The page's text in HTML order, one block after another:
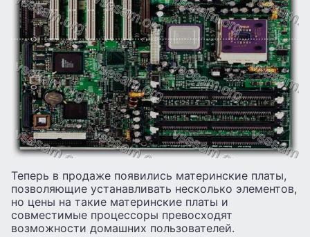
Теперь в продаже появились материнские платы,
позволяющие устанавливать несколько элементов,
но цены на такие материнские платы и
совместимые процессоры превосходят
возможности домашних пользователей.